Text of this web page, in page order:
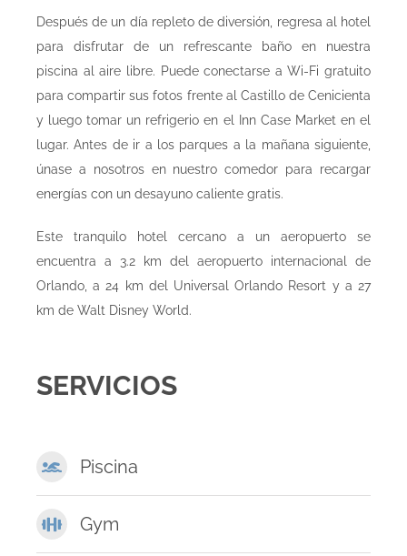
Después de un día repleto de diversión, regresa al hotel
para disfrutar de un refrescante baño en nuestra
piscina al aire libre. Puede conectarse a Wi-Fi gratuito
para compartir sus fotos frente al Castillo de Cenicienta
y luego tomar un refrigerio en el Inn Case Market en el
lugar. Antes de ir a los parques a la mañana siguiente,
únase a nosotros en nuestro comedor para recargar
energías con un desayuno caliente gratis.
Este tranquilo hotel cercano a un aeropuerto se
encuentra a 3.2 km del aeropuerto internacional de
Orlando, a 24 km del Universal Orlando Resort y a 27
km de Walt Disney World.
SERVICIOS
Piscina
Gym